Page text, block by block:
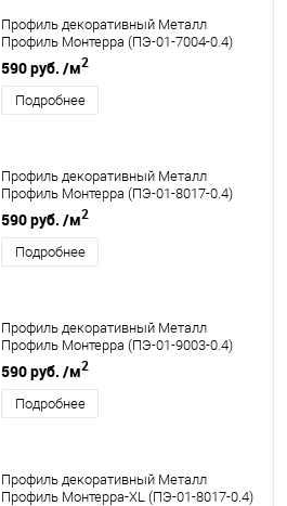
Профиль декоративный Металл
Профиль Монтерра (ПЭ-01-7004-0.4)
590 руб. /м2
Подробнее
Профиль декоративный Металл
Профиль Монтерра (ПЭ-01-8017-0.4)
590 руб. /м2
Подробнее
Профиль декоративный Металл
Профиль Монтерра (ПЭ-01-9003-0.4)
590 руб. /м2
Подробнее
Профиль декоративный Металл
Профиль Монтерра-XL (ПЭ-01-8017-0.4)